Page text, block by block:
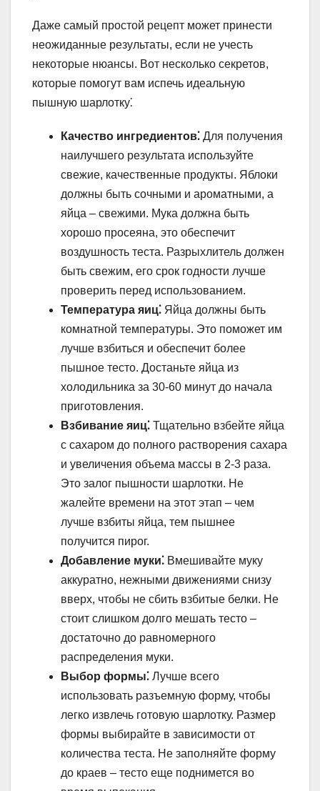
Даже самый простой рецепт может принести
неожиданные результаты, если не учесть
некоторые нюансы. Вот несколько секретов,
которые помогут вам испечь идеальную
пышную шарлотку⁚
Качество ингредиентов⁚ Для получения
наилучшего результата используйте
свежие, качественные продукты. Яблоки
должны быть сочными и ароматными, а
яйца – свежими. Мука должна быть
хорошо просеяна, это обеспечит
воздушность теста. Разрыхлитель должен
быть свежим, его срок годности лучше
проверить перед использованием.
Температура яиц⁚ Яйца должны быть
комнатной температуры. Это поможет им
лучше взбиться и обеспечит более
пышное тесто. Достаньте яйца из
холодильника за 30-60 минут до начала
приготовления.
Взбивание яиц⁚ Тщательно взбейте яйца
с сахаром до полного растворения сахара
и увеличения объема массы в 2-3 раза.
Это залог пышности шарлотки. Не
жалейте времени на этот этап – чем
лучше взбиты яйца, тем пышнее
получится пирог.
Добавление муки⁚ Вмешивайте муку
аккуратно, нежными движениями снизу
вверх, чтобы не сбить взбитые белки. Не
стоит слишком долго мешать тесто –
достаточно до равномерного
распределения муки.
Выбор формы⁚ Лучше всего
использовать разъемную форму, чтобы
легко извлечь готовую шарлотку. Размер
формы выбирайте в зависимости от
количества теста. Не заполняйте форму
до краев – тесто еще поднимется во